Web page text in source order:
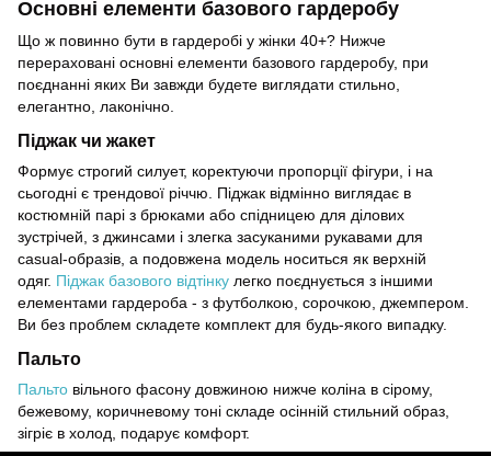
Основні елементи базового гардеробу
Що ж повинно бути в гардеробі у жінки 40+? Нижче
перераховані основні елементи базового гардеробу, при
поєднанні яких Ви завжди будете виглядати стильно,
елегантно, лаконічно.
Піджак чи жакет
Формує строгий силует, коректуючи пропорції фігури, і на
сьогодні є трендової річчю. Піджак відмінно виглядає в
костюмній парі з брюками або спідницею для ділових
зустрічей, з джинсами і злегка засуканими рукавами для
casual-образів, а подовжена модель носиться як верхній
одяг. Піджак базового відтінку легко поєднується з іншими
елементами гардероба - з футболкою, сорочкою, джемпером.
Ви без проблем складете комплект для будь-якого випадку.
Пальто
Пальто вільного фасону довжиною нижче коліна в сірому,
бежевому, коричневому тоні складе осінній стильний образ,
зігріє в холод, подарує комфорт.